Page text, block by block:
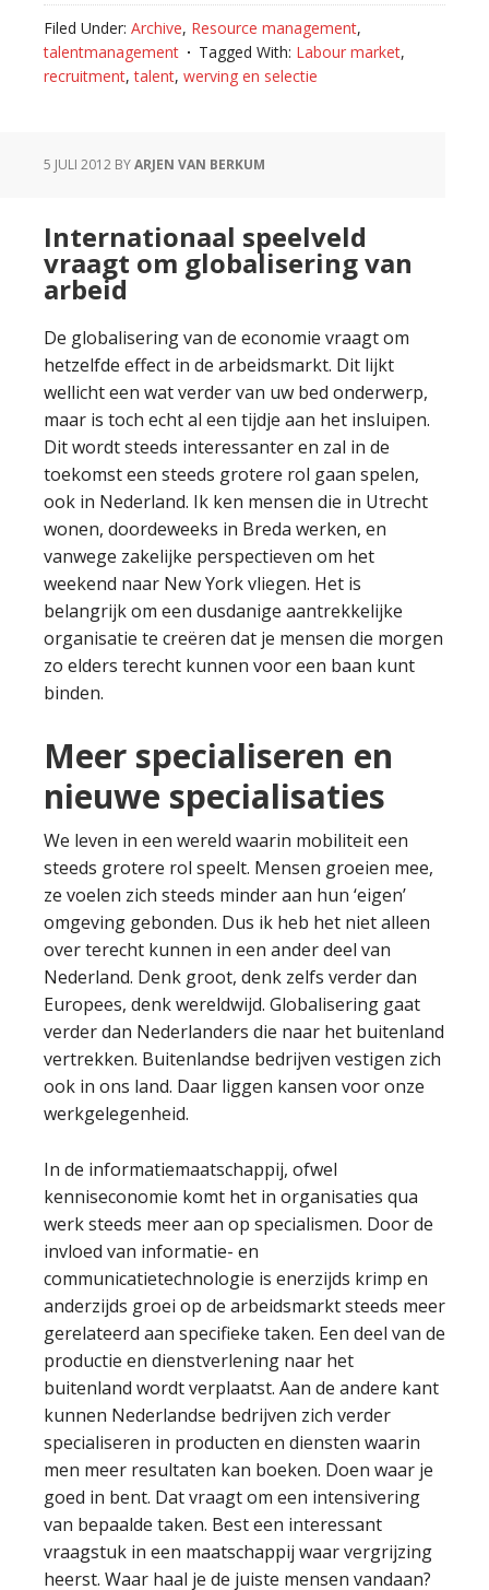
Filed Under: Archive, Resource management,
talentmanagement
Tagged With: Labour market,
recruitment,talent, werving en selectie
5 JULI 2012 BYARJEN VAN BERKUM
Internationaal speelveld
vraagt om globalisering van
arbeid
De globalisering van de economie vraagt om
hetzelfde effect in de arbeidsmarkt. Dit lijkt
wellicht een wat verder van uw bed onderwerp,
maar is toch echt al een tijdje aan het insluipen.
Dit wordt steeds interessanter en zal in de
toekomst een steeds grotere rol gaan spelen,
ook in Nederland. Ik ken mensen die in Utrecht
wonen, doordeweeks in Breda werken, en
vanwege zakelijke perspectieven om het
weekend naar New York vliegen. Het is
belangrijk om een dusdanige aantrekkelijke
organisatie te creëren dat je mensen die morgen
zo elders terecht kunnen voor een baan kunt
binden.
Meer specialiseren en
nieuwe specialisaties
We leven in een wereld waarin mobiliteit een
steeds grotere rol speelt. Mensen groeien mee,
ze voelen zich steeds minder aan hun ‘eigen’
omgeving gebonden. Dus ik heb het niet alleen
over terecht kunnen in een ander deel van
Nederland. Denk groot, denk zelfs verder dan
Europees, denk wereldwijd. Globalisering gaat
verder dan Nederlanders die naar het buitenland
vertrekken. Buitenlandse bedrijven vestigen zich
ook in ons land. Daar liggen kansen voor onze
werkgelegenheid.
In de informatiemaatschappij, ofwel
kenniseconomie komt het in organisaties qua
werk steeds meer aan op specialismen. Door de
invloed van informatie- en
communicatietechnologie is enerzijds krimp en
anderzijds groei op de arbeidsmarkt steeds meer
gerelateerd aan specifieke taken. Een deel van de
productie en dienstverlening naar het
buitenland wordt verplaatst. Aan de andere kant
kunnen Nederlandse bedrijven zich verder
specialiseren in producten en diensten waarin
men meer resultaten kan boeken. Doen waar je
goed in bent. Dat vraagt om een intensivering
van bepaalde taken. Best een interessant
vraagstuk in een maatschappij waar vergrijzing
heerst. Waar haal je de juiste mensen vandaan?